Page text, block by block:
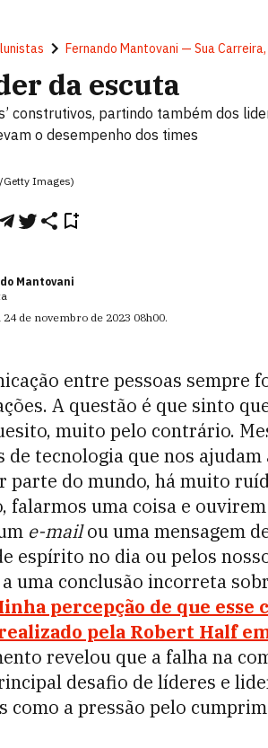
Fernando Mantovani — Sua
da escuta
construtivos, partindo também dos
o desempenho dos times
Images)
Mantovani
24 de novembro de 2023 08h00.
entre pessoas sempre
A questão é que sinto
muito pelo contrário.
de tecnologia que nos
parte do mundo, há muito
falarmos uma coisa e
e-mailou uma mensagem
espírito no dia ou pelos
uma conclusão incorreta
percepção de que
pela Robert Half
revelou que a falha na
desafio de líderes e
como a pressão pelo